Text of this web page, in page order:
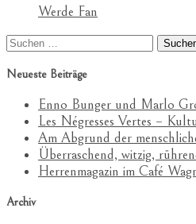
Werde Fan
Suchen
Neueste Beiträge
Enno Bunger und Marlo
Les Négresses Vertes –
Am Abgrund der
Überraschend, witzig,
Herrenmagazin im Café
Archiv